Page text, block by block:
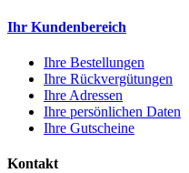
Ihr Kundenbereich
Ihre Bestellungen
Ihre Rückvergütungen
Ihre Adressen
Ihre persönlichen Daten
Ihre Gutscheine
Kontakt